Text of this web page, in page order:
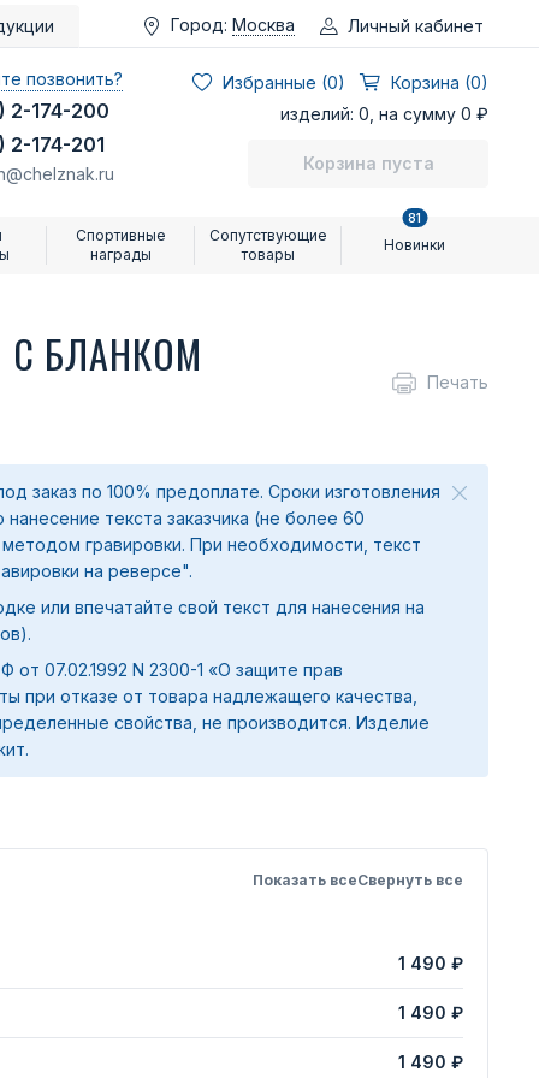
Город: Москва Личный кабинет
позвонить?
2-174-200
2-174-201
Избранные (0)
Корзина (0)
изделий: 0, на сумму 0 ₽
Корзина пуста
Спортивные
награды
Сопутствующие
товары
Новинки
81
С БЛАНКОМ
Печать
заказ по 100% предоплате. Сроки изготовления
текста заказчика (не более 60
гравировки. При необходимости, текст
на реверсе".
или впечатайте свой текст для нанесения на
от 07.02.1992 N 2300-1 «О защите прав
при отказе от товара надлежащего качества,
свойства, не производится. Изделие
Показать всеСвернуть все
1 490 ₽
1 490 ₽
1 490 ₽